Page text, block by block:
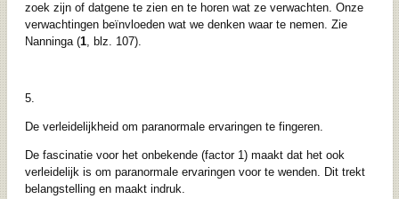
zoek zijn of datgene te zien en te horen wat ze verwachten. Onze
verwachtingen beïnvloeden wat we denken waar te nemen. Zie
Nanninga (1, blz. 107).
5.
De verleidelijkheid om paranormale ervaringen te fingeren.
De fascinatie voor het onbekende (factor 1) maakt dat het ook
verleidelijk is om paranormale ervaringen voor te wenden. Dit trekt
belangstelling en maakt indruk.